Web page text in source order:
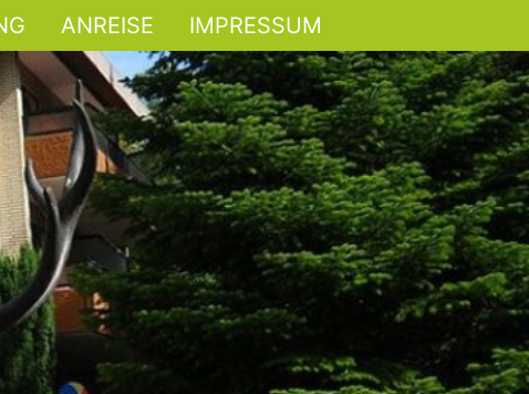
ANREISE IMPRESSUM